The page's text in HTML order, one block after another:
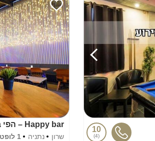
10
4
Happy bar – הפי בר
שרון נתניה 1 לופט